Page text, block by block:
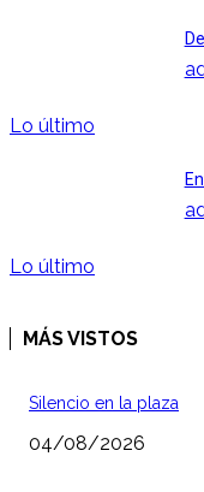
Lo último
Lo último
MÁS VISTOS
Silencio en la plaza
04/08/2026